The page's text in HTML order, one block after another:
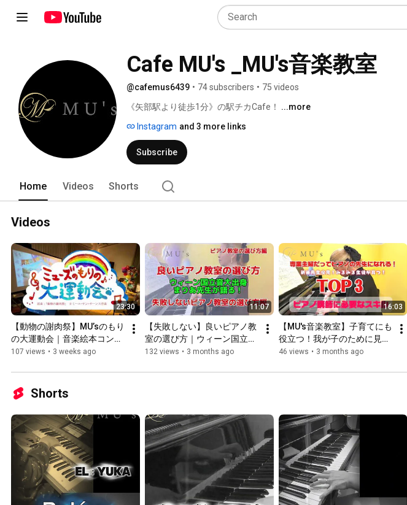
Cafe MU's _MU's音楽教室
@cafemus6439 • 74 subscribers • 75 videos
《矢部駅より徒歩1分》の駅チカCafe！ ...more
Instagram and 3 more links
Subscribe
Home Videos Shorts
Videos
23:30
【動物の謝肉祭】MU’sのもり
の大運動会｜音楽絵本コンサ
ート（サン＝サーンス）講師
107 views • 3 weeks ago
11:07
【失敗しない】良いピアノ教
室の選び方｜ウィーン国立音
大出身講師が本音で解説
132 views • 3 months ago
16:03
【MU's音楽教室】子育てにも
役立つ！我が子のために見て
たのに「私も教えたい」って
要なスキルTOP3】
46 views • 3 months ago
Shorts